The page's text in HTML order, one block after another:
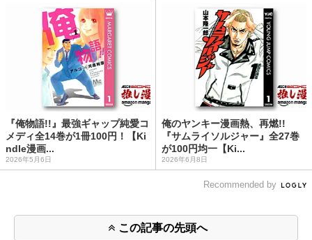
『俺物語!!』最強ギャップ純愛コ
メディ全14巻が1冊100円！【Ki
ndle漫画...
2026年5月6日
俺のヤンキー漫画熱、再燃!!
『サムライソルジャー』全27巻
が100円均一【Ki...
2026年6月8日
Recommended by
この記事の先頭へ